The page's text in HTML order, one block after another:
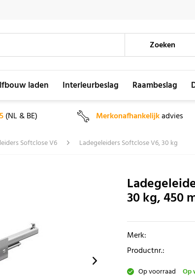
Zoeken
laden Interieurbeslag Raambeslag
(NL & BE) Merkonafhankelijkadvies
Softclose V6 Ladegeleiders Softclose V6, 30 kg
30 kg, 450
Merk:
Productnr.:
Op voorraad Op